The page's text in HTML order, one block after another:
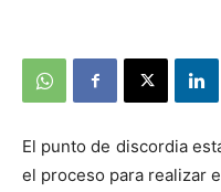
El punto de discordia
el proceso para realizar